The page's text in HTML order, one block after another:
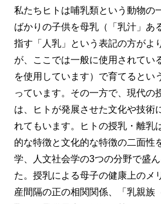
私たちヒトは哺乳類という動物の
ばかりの子供を母乳（「乳汁」あ
指す「人乳」という表記の方がよ
が、ここでは一般に使用されてい
を使用しています）で育てるとい
っています。その一方で、現代の
は、ヒトが発展させた文化や技術
れてもいます。ヒトの授乳・離乳
的な特徴と文化的な特徴の二面性
学、人文社会学の3つの分野で盛
た。授乳による母子の健康上のメ
産間隔の正の相関関係、「乳親族